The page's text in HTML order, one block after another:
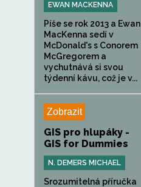
EWAN MACKENNA
Píše se rok 2013 a Ewan
MacKenna sedí v
McDonald's s Conorem
McGregorem a
vychutnává si svou
týdenní kávu, což je v...
Zobrazit
GIS pro hlupáky -
GIS for Dummies
N. DEMERS MICHAEL
Srozumitelná příručka